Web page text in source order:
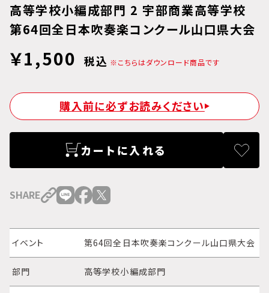
高等学校小編成部門 2 宇部商業高等学校
第64回全日本吹奏楽コンクール山口県大会
￥1,500 税込 ※こちらはダウンロード商品です
購入前に必ずお読みください
カートに入れる
SHARE
イベント 第64回全日本吹奏楽コンクール山口県大会
部門 高等学校小編成部門